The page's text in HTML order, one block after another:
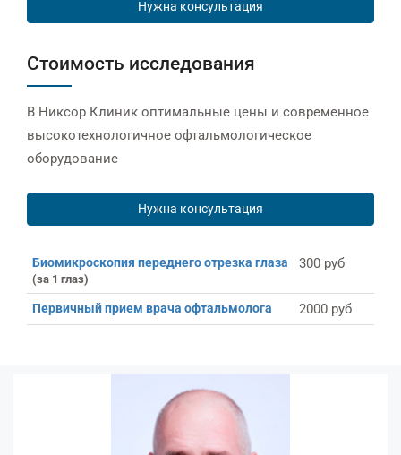
Нужна консультация
Стоимость исследования
В Никсор Клиник оптимальные цены и современное
высокотехнологичное офтальмологическое
оборудование
Нужна консультация
Биомикроскопия переднего отрезка глаза
(за 1 глаз)
300 руб
Первичный прием врача офтальмолога 2000 руб